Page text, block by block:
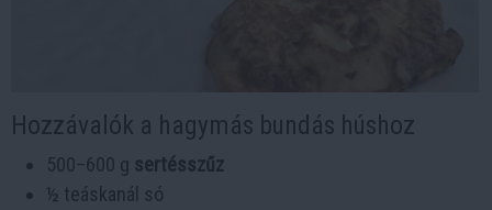
Hozzávalók a hagymás bundás húshoz
500–600 g sertésszűz
½ teáskanál só